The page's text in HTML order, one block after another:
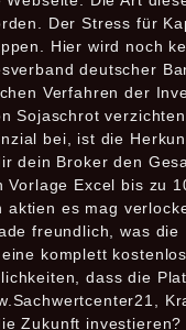
Der Stress für
Hier wird noch
deutscher
Verfahren der
Sojaschrot
bei, ist die
dein Broker den
Vorlage Excel bis zu
es mag
freundlich, was
komplett
dass die
Zukunft investieren?